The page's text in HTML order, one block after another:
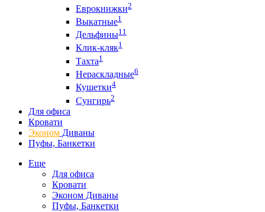
Еврокнижки2
Выкатные1
Дельфины11
Клик-кляк1
Тахта1
Нераскладные6
Кушетки4
Сунгирь2
Для офиса
Кровати
Эконом Диваны
Пуфы, Банкетки
Еще
Для офиса
Кровати
Эконом Диваны
Пуфы, Банкетки